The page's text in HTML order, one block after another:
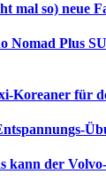
mal so) neue
Nomad Plus
Koreaner für
kann der